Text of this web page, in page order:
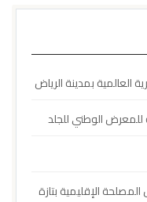
العالمية بمدينة الرياض
للمعرض الوطني للجلد
الإقليمية بتازة